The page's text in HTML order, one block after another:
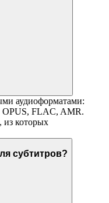
аудиоформатами:
FLAC, AMR.
которых
субтитров?